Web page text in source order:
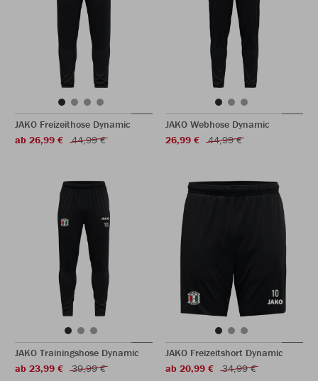
JAKO Freizeithose Dynamic
ab 26,99 €
44,99 €
JAKO Webhose Dynamic
26,99 €
44,99 €
JAKO Trainingshose Dynamic
ab 23,99 €
39,99 €
JAKO Freizeitshort Dynamic
ab 20,99 €
34,99 €